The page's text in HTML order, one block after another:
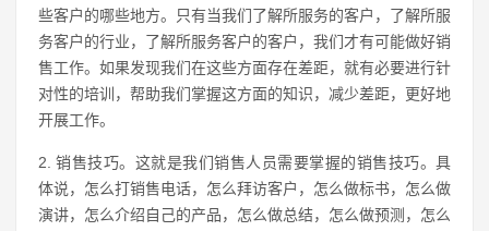
些客户的哪些地方。只有当我们了解所服务的客户，了解所服
务客户的行业，了解所服务客户的客户，我们才有可能做好销
售工作。如果发现我们在这些方面存在差距，就有必要进行针
对性的培训，帮助我们掌握这方面的知识，减少差距，更好地
开展工作。
2. 销售技巧。这就是我们销售人员需要掌握的销售技巧。具
体说，怎么打销售电话，怎么拜访客户，怎么做标书，怎么做
演讲，怎么介绍自己的产品，怎么做总结，怎么做预测，怎么